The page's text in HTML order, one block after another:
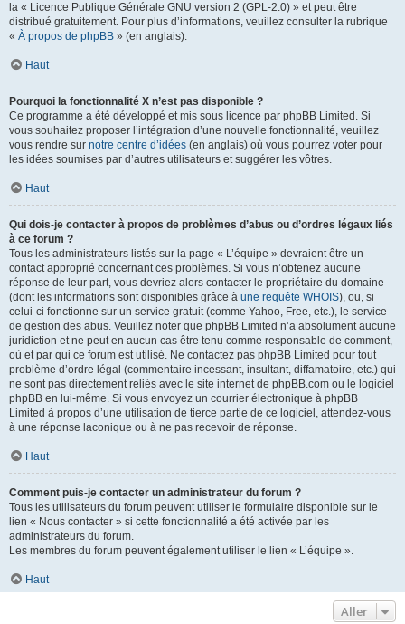
la « Licence Publique Générale GNU version 2 (GPL-2.0) » et peut être
distribué gratuitement. Pour plus d’informations, veuillez consulter la rubrique
« À propos de phpBB » (en anglais).
Haut
Pourquoi la fonctionnalité X n’est pas disponible ?
Ce programme a été développé et mis sous licence par phpBB Limited. Si
vous souhaitez proposer l’intégration d’une nouvelle fonctionnalité, veuillez
vous rendre sur notre centre d’idées (en anglais) où vous pourrez voter pour
les idées soumises par d’autres utilisateurs et suggérer les vôtres.
Haut
Qui dois-je contacter à propos de problèmes d’abus ou d’ordres légaux liés
à ce forum ?
Tous les administrateurs listés sur la page « L’équipe » devraient être un
contact approprié concernant ces problèmes. Si vous n’obtenez aucune
réponse de leur part, vous devriez alors contacter le propriétaire du domaine
(dont les informations sont disponibles grâce à une requête WHOIS), ou, si
celui-ci fonctionne sur un service gratuit (comme Yahoo, Free, etc.), le service
de gestion des abus. Veuillez noter que phpBB Limited n’a absolument aucune
juridiction et ne peut en aucun cas être tenu comme responsable de comment,
où et par qui ce forum est utilisé. Ne contactez pas phpBB Limited pour tout
problème d’ordre légal (commentaire incessant, insultant, diffamatoire, etc.) qui
ne sont pas directement reliés avec le site internet de phpBB.com ou le logiciel
phpBB en lui-même. Si vous envoyez un courrier électronique à phpBB
Limited à propos d’une utilisation de tierce partie de ce logiciel, attendez-vous
à une réponse laconique ou à ne pas recevoir de réponse.
Haut
Comment puis-je contacter un administrateur du forum ?
Tous les utilisateurs du forum peuvent utiliser le formulaire disponible sur le
lien « Nous contacter » si cette fonctionnalité a été activée par les
administrateurs du forum.
Les membres du forum peuvent également utiliser le lien « L’équipe ».
Haut
Aller